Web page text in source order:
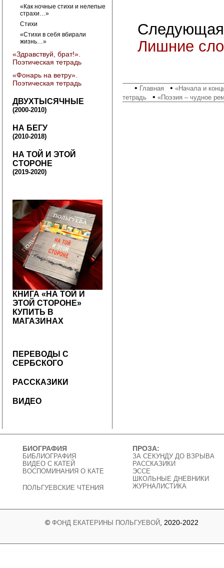
«Как ночные стихи и нелепые
страхи…»
Стихи
«Стихи в себя вбирали
жизнь…»
«Здравствуй, брат!».
Поэтическая тетрадь
«Фонарь на ветру».
Поэтическая тетрадь
ДВУХТЫСЯЧНЫЕ
(2000-2010)
НА БЕГУ
(2010-2018)
НА ТОЙ И ЭТОЙ
СТОРОНЕ
(2019-2020)
КНИГА «НА ТОЙ И
ЭТОЙ СТОРОНЕ»
КУПИТЬ В
МАГАЗИНАХ
ПЕРЕВОДЫ С
СЕРБСКОГО
РАССКАЗИКИ
ВИДЕО
Лишние
• Главная • «Начала и
тетрадь
• «Поэзия – чудное
БИОГРАФИЯ
БИБЛИОГРАФИЯ
ВИДЕО C КАТЕЙ
ВОСПОМИНАНИЯ О КАТЕ
ПОЛЬГУЕВСКИЕ ЧТЕНИЯ
ПРОЗА:
ЗА СЕКУНДУ ДО ВЗРЫВА
РАССКАЗИКИ
ЭССЕ
ШКОЛЬНЫЕ ДНЕВНИКИ
ЖУРНАЛИСТИКА
© ФОНД ЕКАТЕРИНЫ ПОЛЬГУЕВОЙ , 2020-2022